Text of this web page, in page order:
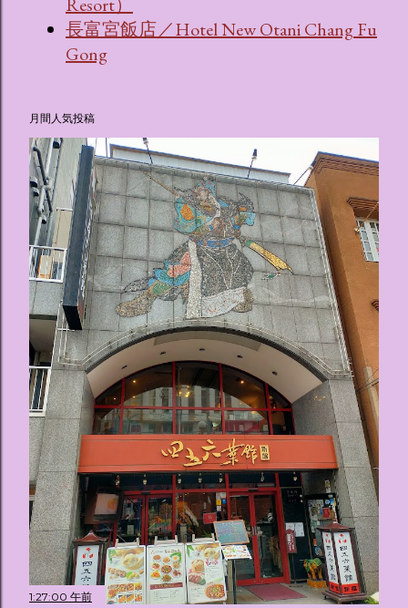
長富宮飯店／Hotel New Otani Chang Fu
Gong
月間人気投稿
1:27:00 午前